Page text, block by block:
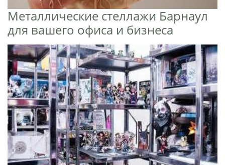
Металлические стеллажи Барнаул
для вашего офиса и бизнеса